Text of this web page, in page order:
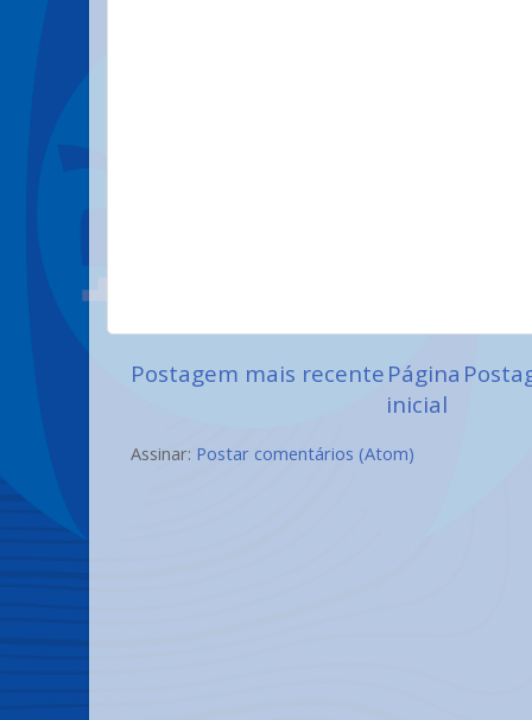
Postagem mais recentePágina
inicial
Assinar: Postar comentários (Atom)